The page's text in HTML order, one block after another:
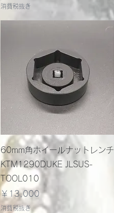
消費税抜き
クイックビュー
60mm角ホイールナットレンチ
KTM1290DUKE JLSUS-
TOOL010
価格
￥13,000
消費税抜き